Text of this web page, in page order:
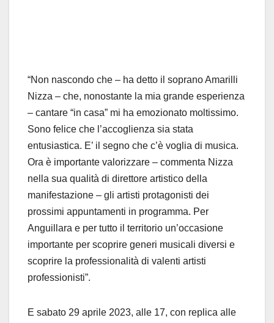
“Non nascondo che – ha detto il soprano Amarilli
Nizza – che, nonostante la mia grande esperienza
– cantare “in casa” mi ha emozionato moltissimo.
Sono felice che l’accoglienza sia stata
entusiastica. E’ il segno che c’è voglia di musica.
Ora è importante valorizzare – commenta Nizza
nella sua qualità di direttore artistico della
manifestazione – gli artisti protagonisti dei
prossimi appuntamenti in programma. Per
Anguillara e per tutto il territorio un’occasione
importante per scoprire generi musicali diversi e
scoprire la professionalità di valenti artisti
professionisti”.
E sabato 29 aprile 2023, alle 17, con replica alle